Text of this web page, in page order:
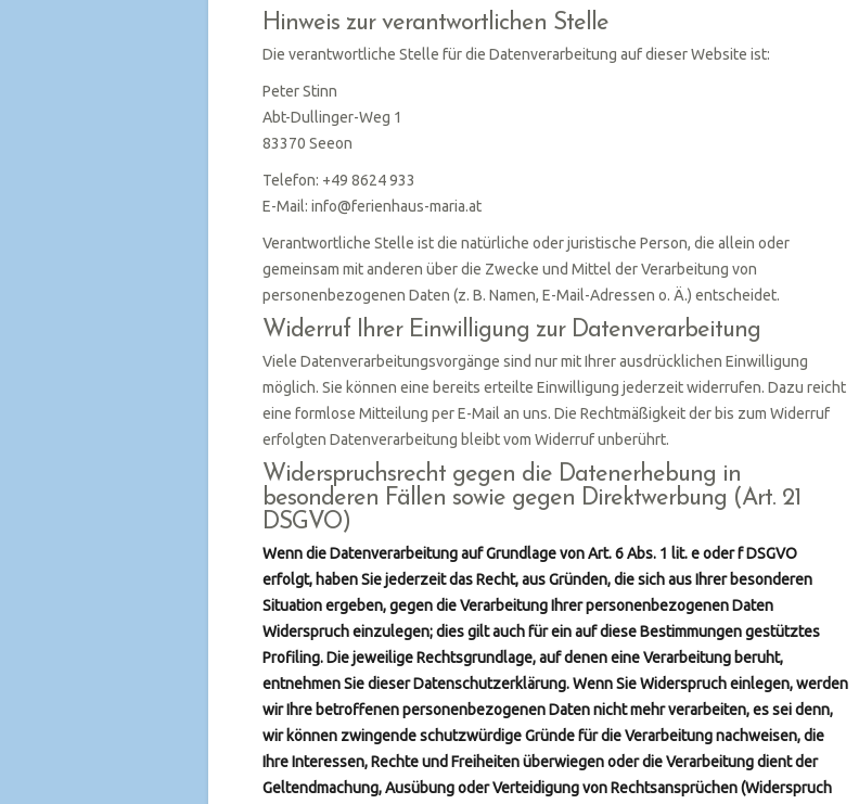
Hinweis zur verantwortlichen Stelle
Die verantwortliche Stelle für die Datenverarbeitung auf dieser Website ist:
Peter Stinn
Abt-Dullinger-Weg 1
83370 Seeon
Telefon: +49 8624 933
E-Mail: info@ferienhaus-maria.at
Verantwortliche Stelle ist die natürliche oder juristische Person, die allein oder
gemeinsam mit anderen über die Zwecke und Mittel der Verarbeitung von
personenbezogenen Daten (z. B. Namen, E-Mail-Adressen o. Ä.) entscheidet.
Widerruf Ihrer Einwilligung zur Datenverarbeitung
Viele Datenverarbeitungsvorgänge sind nur mit Ihrer ausdrücklichen Einwilligung
möglich. Sie können eine bereits erteilte Einwilligung jederzeit widerrufen. Dazu reicht
eine formlose Mitteilung per E-Mail an uns. Die Rechtmäßigkeit der bis zum Widerruf
erfolgten Datenverarbeitung bleibt vom Widerruf unberührt.
Widerspruchsrecht gegen die Datenerhebung in
besonderen Fällen sowie gegen Direktwerbung (Art. 21
DSGVO)
Wenn die Datenverarbeitung auf Grundlage von Art. 6 Abs. 1 lit. e oder f DSGVO
erfolgt, haben Sie jederzeit das Recht, aus Gründen, die sich aus Ihrer besonderen
Situation ergeben, gegen die Verarbeitung Ihrer personenbezogenen Daten
Widerspruch einzulegen; dies gilt auch für ein auf diese Bestimmungen gestütztes
Profiling. Die jeweilige Rechtsgrundlage, auf denen eine Verarbeitung beruht,
entnehmen Sie dieser Datenschutzerklärung. Wenn Sie Widerspruch einlegen, werden
wir Ihre betroffenen personenbezogenen Daten nicht mehr verarbeiten, es sei denn,
wir können zwingende schutzwürdige Gründe für die Verarbeitung nachweisen, die
Ihre Interessen, Rechte und Freiheiten überwiegen oder die Verarbeitung dient der
Geltendmachung, Ausübung oder Verteidigung von Rechtsansprüchen (Widerspruch